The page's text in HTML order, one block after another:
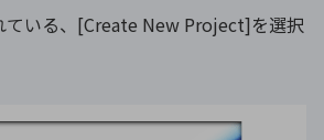
ている、[Create New Project]を選択